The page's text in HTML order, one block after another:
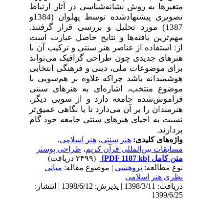
متغیرها به روش نشانه‌شناسی در آثار ارتباط
تصویری پیشنهادشده توسط پهلوان (1384و
1387) مورد تحلیل و بررسی قرار گرفتند.
مهم‌ترین یافته‌ها و نتایج حاصل عبارت است
از: استفاده از عناصر هنر سنتی و ترکیب آن‌ با
هنرهای جدیدی چون طراحی گرافیک می‌تواند
برای موضوعات ملی، دینی و فرهنگی انتخابی
هوشمندانه باشد چراکه علاوه بر هم‌سویی با
موضوع منتخب، اشاره‌ای به هنرهای سنتی
فراموش‌شده جامعه دارد و از سویی دیگر،
هنرمندان را بر آن می‌دارد تا با نگاهی عمیق‌تر
نسبت به احیای هنرهای سنتی جامعه خود گام
واژه‌های کلیدی:هنر سنتی،هنر اسلامی،
مسابقات بین‌المللی قرآن کریم، طراحی پوستر
متن کامل[PDF 1187 kb]
(۲۴۹۹ دریافت)
نوع مطالعه: پژوهشي | موضوع مقاله:مبانی
نظری هنر اسلامی
دریافت: 1398/3/11 | پذیرش: 1398/6/12 | انتشار:
1399/6/25